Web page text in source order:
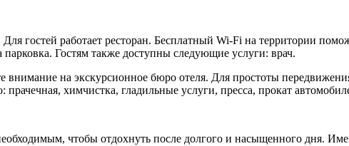
гостей работает ресторан. Бесплатный Wi-Fi на территории
парковка. Гостям также доступны следующие услуги: врач.
внимание на экскурсионное бюро отеля. Для простоты
прачечная, химчистка, гладильные услуги, пресса, прокат
чтобы отдохнуть после долгого и насыщенного дня.